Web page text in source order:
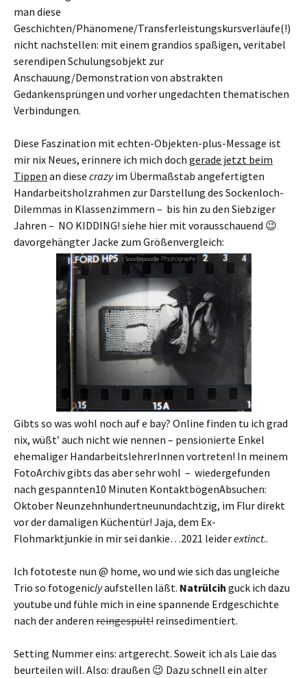
man diese
Geschichten/Phänomene/Transferleistungskursverläufe(!)
nicht nachstellen: mit einem grandios spaßigen, veritabel
serendipen Schulungsobjekt zur
Anschauung/Demonstration von abstrakten
Gedankensprüngen und vorher ungedachten thematischen
Verbindungen.
Diese Faszination mit echten-Objekten-plus-Message ist
mir nix Neues, erinnere ich mich doch gerade jetzt beim
Tippen an diese crazyim Übermaßstab angefertigten
Handarbeitsholzrahmen zur Darstellung des Sockenloch-
Dilemmas in Klassenzimmern – bis hin zu den Siebziger
Jahren – NO KIDDING! siehe hier mit vorausschauend 😉
davorgehängter Jacke zum Größenvergleich:
Gibts so was wohl noch auf e bay? Online finden tu ich grad
nix, wüßt’ auch nicht wie nennen – pensionierte Enkel
ehemaliger HandarbeitslehrerInnen vortreten! In meinem
FotoArchiv gibts das aber sehr wohl – wiedergefunden
nach gespannten10 Minuten KontaktbögenAbsuchen:
Oktober Neunzehnhundertneunundachtzig, im Flur direkt
vor der damaligen Küchentür! Jaja, dem Ex-
Flohmarktjunkie in mir sei dankie…2021 leiderextinct..
Ich fototeste nun @ home, wo und wie sich das ungleiche
Trio so fotogeniclyaufstellen läßt. Natrülcih guck ich dazu
youtube und fühle mich in eine spannende Erdgeschichte
nach der anderen reingespült! reinsedimentiert.
Setting Nummer eins: artgerecht. Soweit ich als Laie das
beurteilen will. Also: draußen 😉 Dazu schnell ein alter